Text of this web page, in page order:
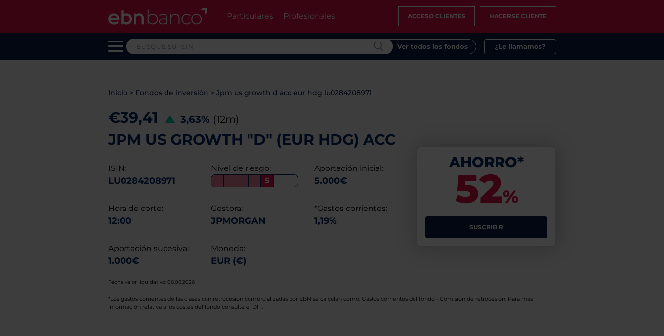
Particulares Profesionales ACCESO CLIENTES HACERSE CLIENTE
Ver todos los fondos ¿Le llamamos?
Inicio > Fondos de inversión > Jpm us growth d acc eur hdg lu0284208971
€39,41 3,63% (12m)
JPM US GROWTH "D" (EUR HDG) ACC
ISIN:
LU0284208971
Nivel de riesgo:
5
Aportación inicial:
5.000€
Hora de corte:
12:00
Gestora:
JPMORGAN
*Gastos corrientes:
1,19%
Aportación sucesiva:
1.000€
Moneda:
EUR (€)
Fecha valor liquidativo: 06.08.2026
AHORRO*
52%
SUSCRIBIR
*Los gastos corrientes de las clases con retrocesión comercializadas por EBN se calculan como: Gastos corrientes del fondo - Comisión de retrocesión. Para más
información relativa a los costes del fondo consulte el DFI.